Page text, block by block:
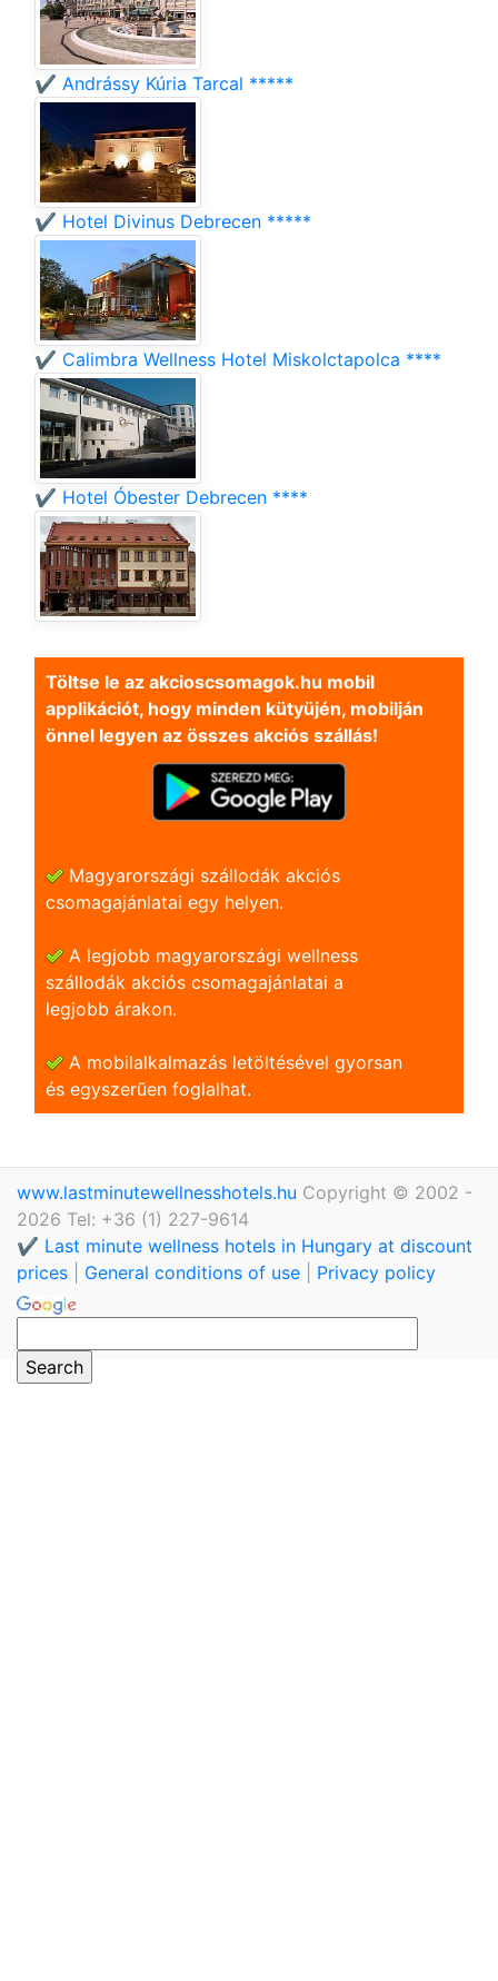
✔️ Andrássy Kúria Tarcal *****
✔️ Hotel Divinus Debrecen *****
✔️ Calimbra Wellness Hotel Miskolctapolca ****
✔️ Hotel Óbester Debrecen ****
Töltse le az akcioscsomagok.hu mobil
applikációt, hogy minden kütyüjén, mobilján
önnel legyen az összes akciós szállás!
Magyarországi szállodák akciós
csomagajánlatai egy helyen.
A legjobb magyarországi wellness
szállodák akciós csomagajánlatai a
legjobb árakon.
A mobilalkalmazás letöltésével gyorsan
és egyszerũen foglalhat.
www.lastminutewellnesshotels.hu Copyright © 2002 -
2026 Tel: +36 (1) 227-9614
✔️ Last minute wellness hotels in Hungary at discount
prices
General conditions of use Privacy policy